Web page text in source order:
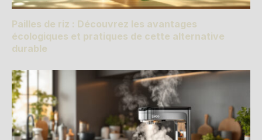
Pailles de riz : Découvrez les avantages
écologiques et pratiques de cette alternative
durable